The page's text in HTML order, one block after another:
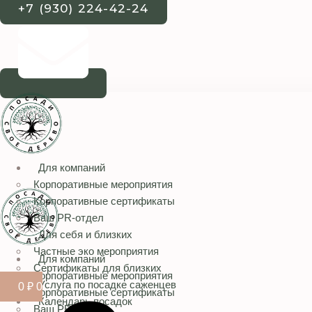
+7 (930) 224-42-24
Для компаний
Корпоративные мероприятия
Корпоративные сертификаты
Ваш PR-отдел
Для себя и близких
Частные эко мероприятия
Сертификаты для близких
Услуга по посадке саженцев
Календарь посадок
Для компаний
Корпоративные мероприятия
Корпоративные сертификаты
Ваш PR-отдел
0 ₽ 0